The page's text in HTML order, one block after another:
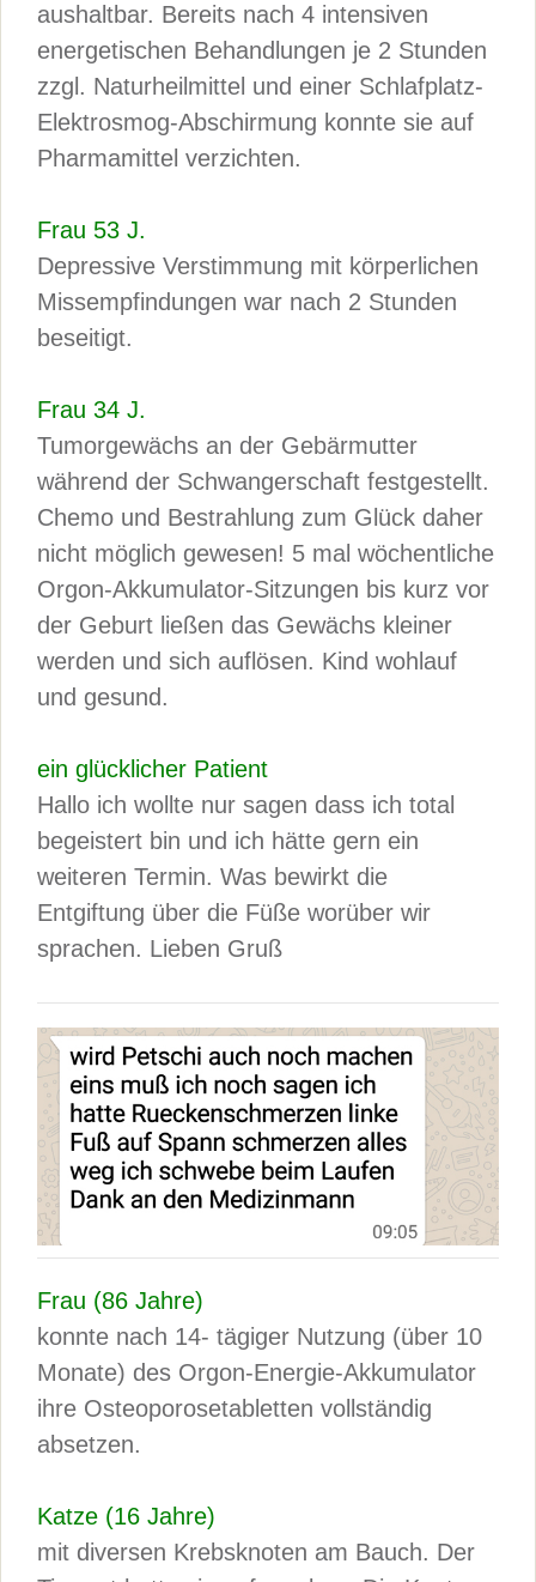
aushaltbar. Bereits nach 4 intensiven
energetischen Behandlungen je 2 Stunden
zzgl. Naturheilmittel und einer Schlafplatz-
Elektrosmog-Abschirmung konnte sie auf
Pharmamittel verzichten.
Frau 53 J.
Depressive Verstimmung mit körperlichen
Missempfindungen war nach 2 Stunden
beseitigt.
Frau 34 J.
Tumorgewächs an der Gebärmutter
während der Schwangerschaft festgestellt.
Chemo und Bestrahlung zum Glück daher
nicht möglich gewesen! 5 mal wöchentliche
Orgon-Akkumulator-Sitzungen bis kurz vor
der Geburt ließen das Gewächs kleiner
werden und sich auflösen. Kind wohlauf
und gesund.
ein glücklicher Patient
Hallo ich wollte nur sagen dass ich total
begeistert bin und ich hätte gern ein
weiteren Termin. Was bewirkt die
Entgiftung über die Füße worüber wir
sprachen. Lieben Gruß
Frau (86 Jahre)
konnte nach 14- tägiger Nutzung (über 10
Monate) des Orgon-Energie-Akkumulator
ihre Osteoporosetabletten vollständig
absetzen.
Katze (16 Jahre)
mit diversen Krebsknoten am Bauch. Der